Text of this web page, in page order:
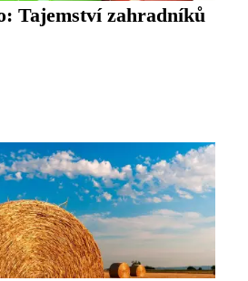
Tajemství zahradníků